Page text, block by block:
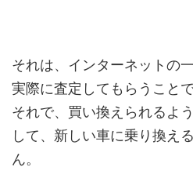
それは、インターネットの
実際に査定してもらうことで
それで、買い換えられるよ
して、新しい車に乗り換え
ん。